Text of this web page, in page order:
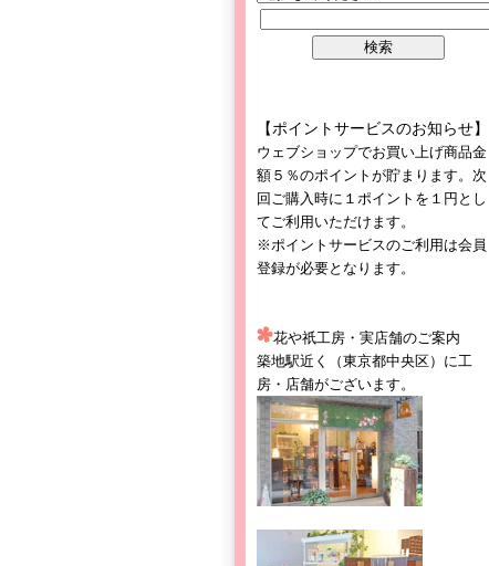
【ポイントサービスのお知らせ】
ウェブショップでお買い上げ商品金
額５％のポイントが貯まります。次
回ご購入時に１ポイントを１円とし
てご利用いただけます。
※ポイントサービスのご利用は会員
登録が必要となります。
花や祇工房・実店舗のご案内
築地駅近く（東京都中央区）に工
房・店舗がございます。